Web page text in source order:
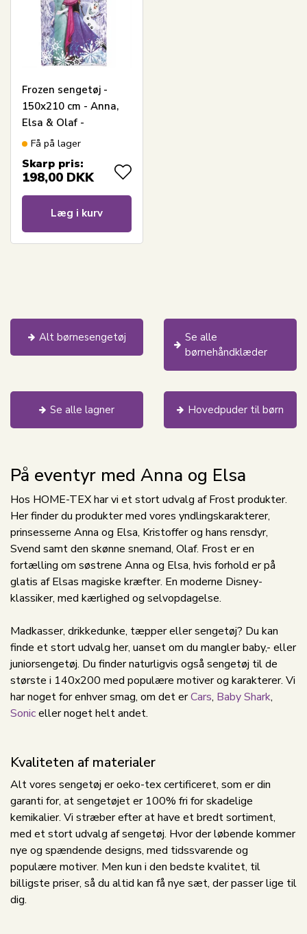
Frozen sengetøj -
150x210 cm - Anna,
Elsa & Olaf -
Dynebetræk med 2 i 1
Få på lager
Skarp pris:
198,00 DKK
Læg i kurv
Alt børnesengetøj
Se alle
børnehåndklæder
Se alle lagner Hovedpuder til børn
På eventyr med Anna og Elsa
Hos HOME-TEX har vi et stort udvalg af Frost produkter.
Her finder du produkter med vores yndlingskarakterer,
prinsesserne Anna og Elsa, Kristoffer og hans rensdyr,
Svend samt den skønne snemand, Olaf. Frost er en
fortælling om søstrene Anna og Elsa, hvis forhold er på
glatis af Elsas magiske kræfter. En moderne Disney-
klassiker, med kærlighed og selvopdagelse.
Madkasser, drikkedunke, tæpper eller sengetøj? Du kan
finde et stort udvalg her, uanset om du mangler baby,- eller
juniorsengetøj. Du finder naturligvis også sengetøj til de
største i 140x200 med populære motiver og karakterer. Vi
har noget for enhver smag, om det erCars, Baby Shark,
Soniceller noget helt andet.
Kvaliteten af materialer
Alt vores sengetøj er oeko-tex certificeret, som er din
garanti for, at sengetøjet er 100% fri for skadelige
kemikalier. Vi stræber efter at have et bredt sortiment,
med et stort udvalg af sengetøj. Hvor der løbende kommer
nye og spændende designs, med tidssvarende og
populære motiver. Men kun i den bedste kvalitet, til
billigste priser, så du altid kan få nye sæt, der passer lige til
dig.